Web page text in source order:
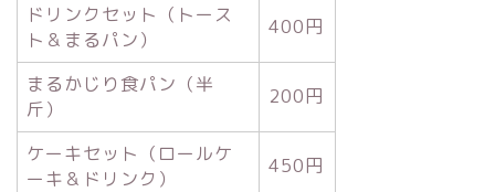
ドリンクセット（トース
ト＆まるパン）
400円
まるかじり食パン（半
斤）
200円
ケーキセット（ロールケ
ーキ＆ドリンク）
450円